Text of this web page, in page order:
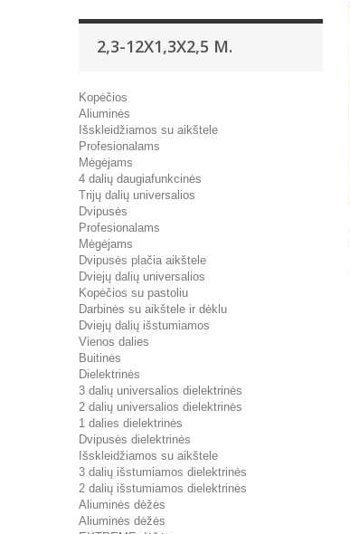
2,3-12X1,3X2,5 M.
Kopėčios
Aliuminės
Išskleidžiamos su aikštele
Profesionalams
Mėgėjams
4 dalių daugiafunkcinės
Trijų dalių universalios
Dvipusės
Profesionalams
Mėgėjams
Dvipusės plačia aikštele
Dviejų dalių universalios
Kopėčios su pastoliu
Darbinės su aikštele ir dėklu
Dviejų dalių išstumiamos
Vienos dalies
Buitinės
Dielektrinės
3 dalių universalios dielektrinės
2 dalių universalios dielektrinės
1 dalies dielektrinės
Dvipusės dielektrinės
Išskleidžiamos su aikštele
3 dalių išstumiamos dielektrinės
2 dalių išstumiamos dielektrinės
Aliuminės dėžės
Aliuminės dėžės